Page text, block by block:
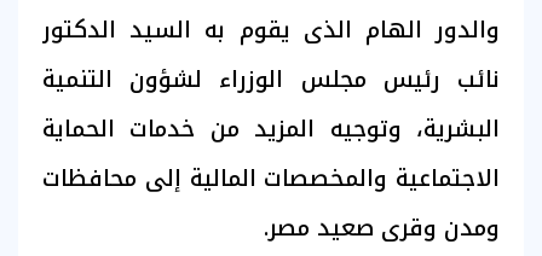
والدور الهام الذى يقوم به السيد الدكتور
نائب رئيس مجلس الوزراء لشؤون التنمية
البشرية، وتوجيه المزيد من خدمات الحماية
الاجتماعية والمخصصات المالية إلى محافظات
ومدن وقرى صعيد مصر.